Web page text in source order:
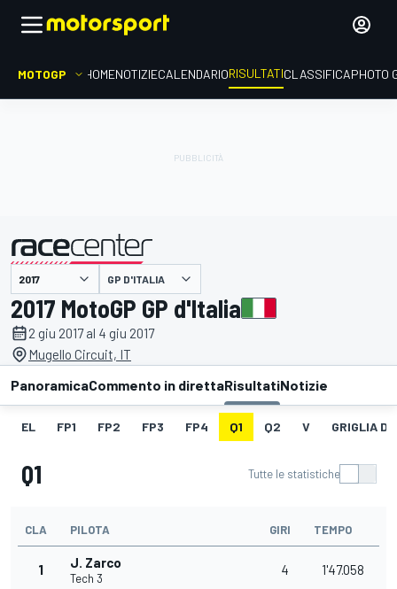
MOTOGP HOMENOTIZIECALENDARIORISULTATICLASSIFICAPHOTO
presentato da GP D'ITALIA
2017 MotoGP GP d'Italia
2 giu 2017 al 4 giu 2017
Mugello Circuit, IT
PanoramicaCommento in direttaRisultatiNotizie
EL FP1 FP2 FP3 FP4 Q1 Q2 V GRIGLIA DI
Q1 Tutte le statistiche
CLA PILOTA GIRI TEMPO
1 J. Zarco
Tech 3
4 1'47.058